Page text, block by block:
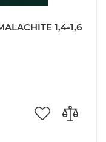
1,4-1,6